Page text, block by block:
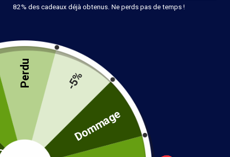
Robe Bohème Rouge
40.99€
82% des cadeaux déjà obtenus. Ne perds pas de temps !
Perdu -5%
Dommage